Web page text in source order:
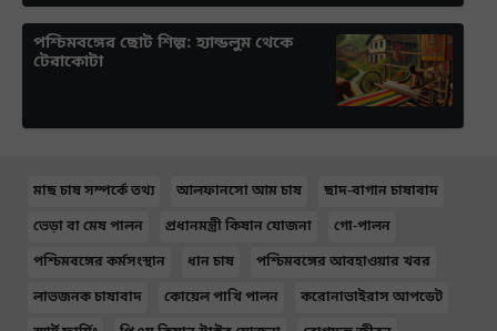
পশ্চিমবঙ্গের ছোট শিল্প: হ্যান্ডলুম থেকে
টেরাকোটা
মাছ চাষ সম্পর্কে তথ্য আলফানসো আম চাষ
ছাদ-বাগান চাষাবাদ
ভেড়া বা মেষ পালন
প্রধানমন্ত্রী কিষান যোজনা
গো-পালন
পশ্চিমবঙ্গের কর্মসংস্থান
ধান চাষ
পশ্চিমবঙ্গের আবহাওয়ার খবর
লাভজনক চাষাবাদ
কোয়েল পাখি পালন
করোনাভাইরাস আপডেট